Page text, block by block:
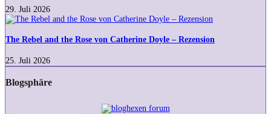
Twitch
streamen?
29. Juli 2026
The
and
Rose
von
Doyle
The Rebel and the Rose von Catherine Doyle – Rezension
25. Juli 2026
Blogsphäre